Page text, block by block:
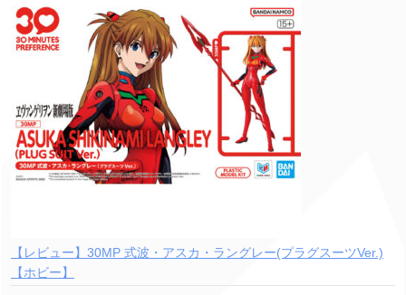
【レビュー】30MP 式波・アスカ・ラングレー(プラグスーツVer.)
【ホビー】